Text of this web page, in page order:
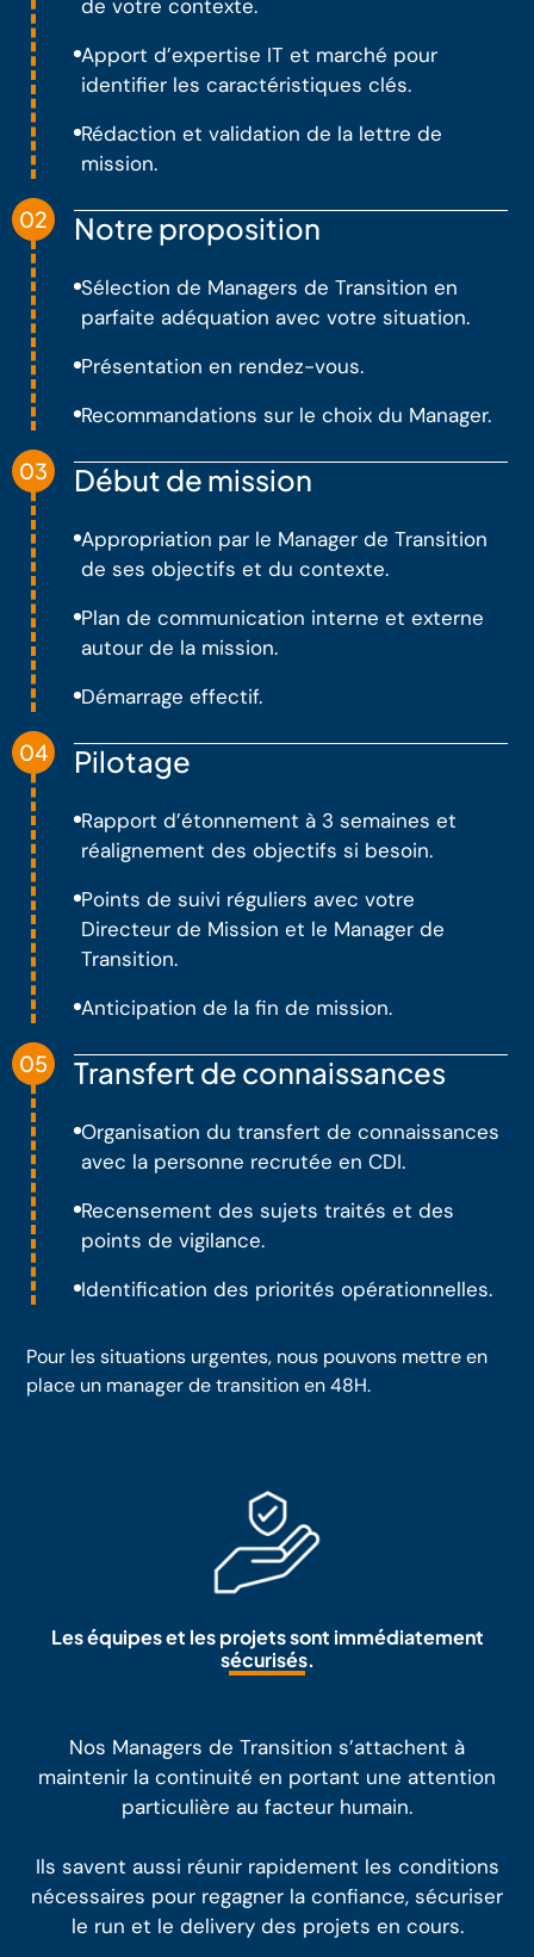
de votre contexte.
Apport d’expertise IT et marché pour
identifier les caractéristiques clés.
Rédaction et validation de la lettre de
mission.
02 Notre proposition
Sélection de Managers de Transition en
parfaite adéquation avec votre situation.
Présentation en rendez-vous.
Recommandations sur le choix du Manager.
03 Début de mission
Appropriation par le Manager de Transition
de ses objectifs et du contexte.
Plan de communication interne et externe
autour de la mission.
Démarrage effectif.
04 Pilotage
Rapport d’étonnement à 3 semaines et
réalignement des objectifs si besoin.
Points de suivi réguliers avec votre
Directeur de Mission et le Manager de
Transition.
Anticipation de la fin de mission.
05 Transfert de connaissances
Organisation du transfert de connaissances
avec la personne recrutée en CDI.
Recensement des sujets traités et des
points de vigilance.
Identification des priorités opérationnelles.
Pour les situations urgentes, nous pouvons mettre en
place un manager de transition en 48H.
Les équipes et les projets sont immédiatement
sécurisés.
Nos Managers de Transition s’attachent à
maintenir la continuité en portant une attention
particulière au facteur humain.
Ils savent aussi réunir rapidement les conditions
nécessaires pour regagner la confiance, sécuriser
le run et le delivery des projets en cours.